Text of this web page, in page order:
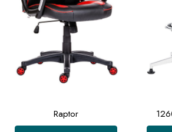
Raptor